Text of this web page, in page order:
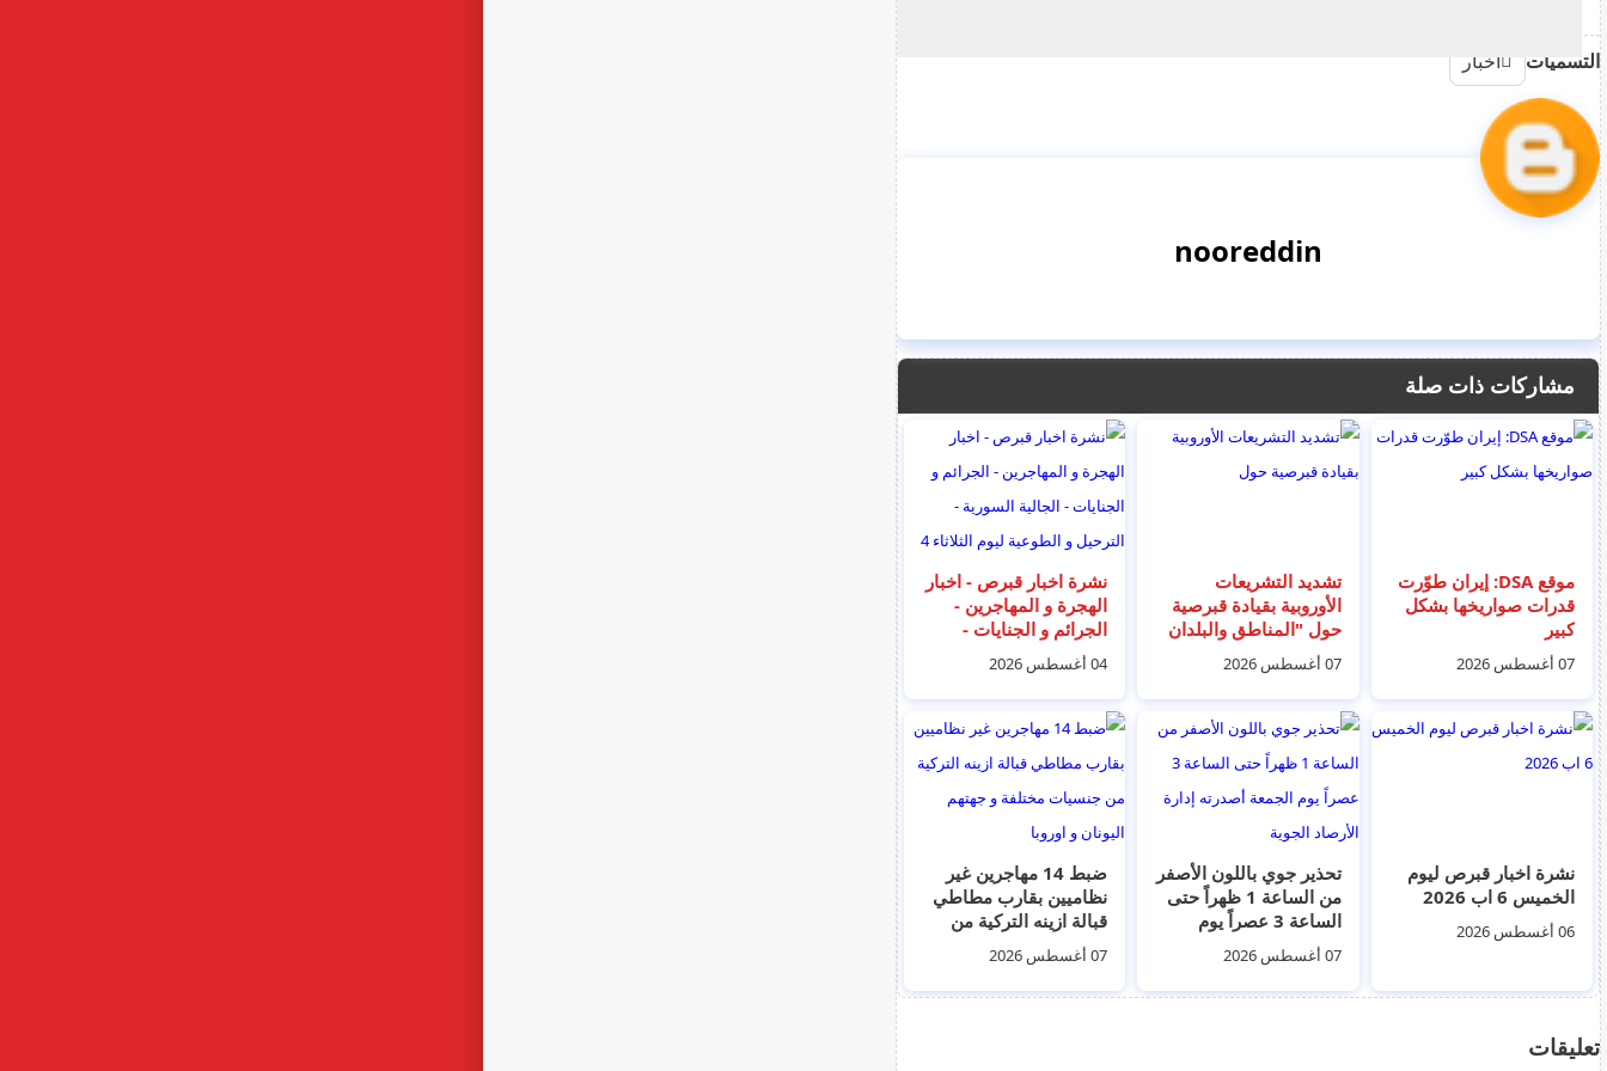
التسميات اخبار
nooreddin
مشاركات ذات صلة
موقع DSA: إيران طوّرت
قدرات صواريخها بشكل
كبير
07 أغسطس 2026
تشديد التشريعات
الأوروبية بقيادة قبرصية
حول "المناطق والبلدان
الآمنة"
07 أغسطس 2026
نشرة اخبار قبرص - اخبار
الهجرة و المهاجرين -
الجرائم و الجنايات -
الجالية السورية - الترحيل
اب 2026
04 أغسطس 2026
نشرة اخبار قبرص ليوم
الخميس 6 اب 2026
06 أغسطس 2026
تحذير جوي باللون الأصفر
من الساعة 1 ظهراً حتى
الساعة 3 عصراً يوم
الجمعة أصدرته إدارة
الأرصاد الجوية
07 أغسطس 2026
ضبط 14 مهاجرين غير
نظاميين بقارب مطاطي
قبالة ازينه التركية من
جنسيات مختلفة و جهتهم
اليونان و اوروبا
07 أغسطس 2026
تعليقات